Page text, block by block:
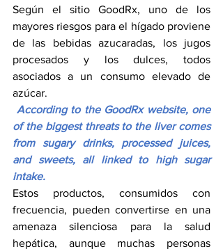
Según el sitio GoodRx, uno de los
mayores riesgos para el hígado proviene
de las bebidas azucaradas, los jugos
procesados y los dulces, todos
asociados a un consumo elevado de
azúcar.
According to the GoodRx website, one
of the biggest threats to the liver comes
from sugary drinks, processed juices,
and sweets, all linked to high sugar
intake.
Estos productos, consumidos con
frecuencia, pueden convertirse en una
amenaza silenciosa para la salud
hepática, aunque muchas personas